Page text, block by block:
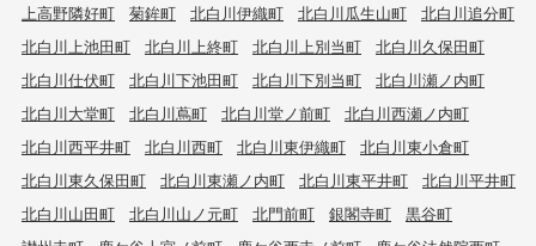
上高野隣好町
菊鉾町 北白川伊織町 北白川瓜生山町
北白川追分町
北白川上池田町
北白川上終町 北白川上別当町
北白川久保田町
北白川仕伏町
北白川下池田町 北白川下別当町
北白川瀬ノ内町
北白川大堂町
北白川蔦町 北白川堂ノ前町
北白川西瀬ノ内町
北白川西平井町
北白川西町 北白川東伊織町
北白川東小倉町
北白川東久保田町
北白川東瀬ノ内町 北白川東平井町
北白川平井町
北白川山田町
北白川山ノ元町 北門前町 銀閣寺町
黒谷町